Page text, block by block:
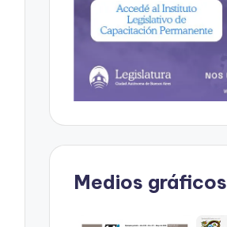
Medios gráficos